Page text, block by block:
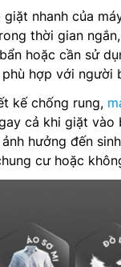
nhanh của
thời gian
hoặc cần sử
hợp với người
kế chống rung,
cả khi giặt vào
hưởng đến
cư hoặc